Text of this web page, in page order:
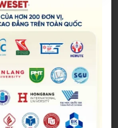
nâng cao
cơ hội học tập,